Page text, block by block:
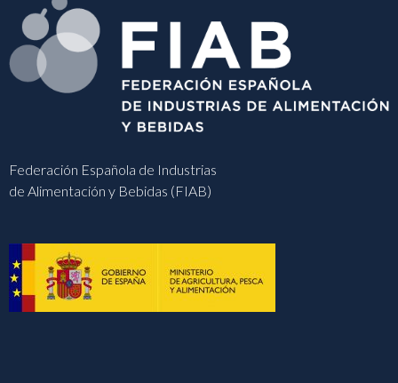
Federación Española de Industrias
de Alimentación y Bebidas (FIAB)